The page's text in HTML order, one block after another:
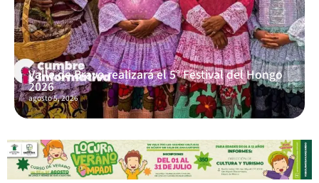
Valle de Bravo realizará el 5° Festival del Hongo
2026
agosto 5, 2026